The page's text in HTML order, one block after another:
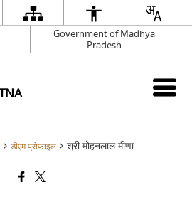
Government of Madhya
Pradesh
डीएम प्रोफाइल श्री मोहनलाल मीणा